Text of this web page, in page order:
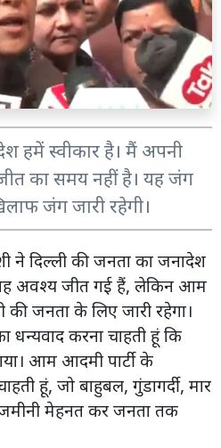
हमें स्वीकार है। मैं अपनी
का समय नहीं है। यह जंग
जंग जारी रहेगी।
ने दिल्ली की जनता का जनादेश
अवश्य जीत गई हैं, लेकिन आम
की जनता के लिए जारी रहेगा।
करना चाहती हूं कि
आम आदमी पार्टी के
हूं, जो बाहुबल, गुंडागर्दी, मार
मेहनत कर जनता तक